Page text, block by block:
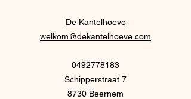
De Kantelhoeve
welkom@dekantelhoeve.com
0492778183
Schipperstraat 7
8730 Beernem